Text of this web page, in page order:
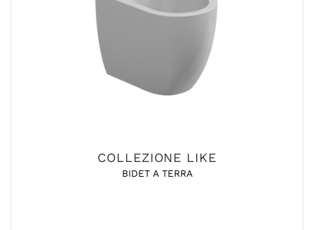
COLLEZIONE LIKE
BIDET A TERRA